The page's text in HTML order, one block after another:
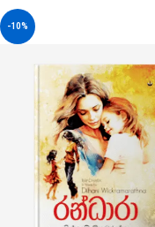
-10%